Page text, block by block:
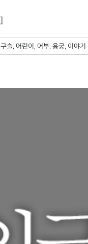
구슬 어린이 어부 용궁 이야기